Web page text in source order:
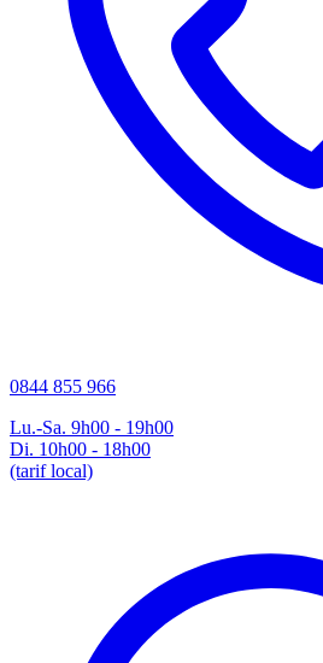
0844 855 966
Lu.-Sa. 9h00 - 19h00
Di. 10h00 - 18h00
(tarif local)